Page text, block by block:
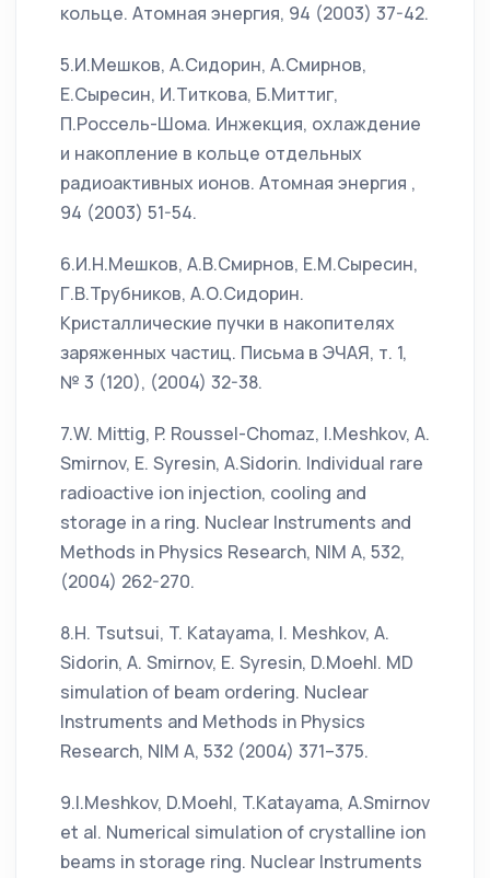
кольце. Атомная энергия, 94 (2003) 37-42.
5.И.Мешков, А.Сидорин, А.Смирнов,
Е.Сыресин, И.Титкова, Б.Миттиг,
П.Россель-Шома. Инжекция, охлаждение
и накопление в кольце отдельных
радиоактивных ионов. Атомная энергия ,
94 (2003) 51-54.
6.И.Н.Мешков, А.В.Смирнов, Е.М.Сыресин,
Г.В.Трубников, А.О.Сидорин.
Кристаллические пучки в накопителях
заряженных частиц. Письма в ЭЧАЯ, т. 1,
№ 3 (120), (2004) 32-38.
7.W. Mittig, P. Roussel-Chomaz, I.Meshkov, A.
Smirnov, E. Syresin, A.Sidorin. Individual rare
radioactive ion injection, cooling and
storage in a ring. Nuclear Instruments and
Methods in Physics Research, NIM A, 532,
(2004) 262-270.
8.H. Tsutsui, T. Katayama, I. Meshkov, A.
Sidorin, A. Smirnov, E. Syresin, D.Moehl. MD
simulation of beam ordering. Nuclear
Instruments and Methods in Physics
Research, NIM A, 532 (2004) 371–375.
9.I.Meshkov, D.Moehl, T.Katayama, A.Smirnov
et al. Numerical simulation of crystalline ion
beams in storage ring. Nuclear Instruments